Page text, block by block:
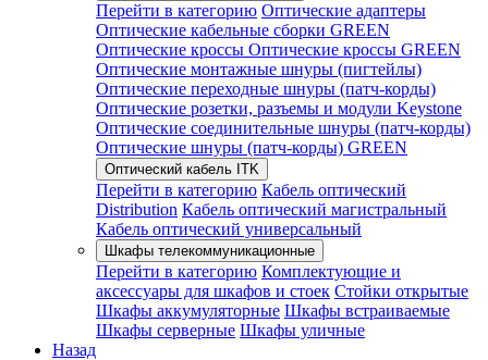
Перейти в категорию Оптические адаптеры
Оптические кабельные сборки GREEN
Оптические кроссы Оптические кроссы GREEN
Оптические монтажные шнуры (пигтейлы)
Оптические переходные шнуры (патч-корды)
Оптические розетки, разъемы и модули Keystone
Оптические соединительные шнуры (патч-корды)
Оптические шнуры (патч-корды) GREEN
Оптический кабель ITK
Перейти в категорию Кабель оптический
Distribution Кабель оптический магистральный
Кабель оптический универсальный
Шкафы телекоммуникационные
Перейти в категорию Комплектующие и
аксессуары для шкафов и стоек Стойки открытые
Шкафы аккумуляторные Шкафы встраиваемые
Шкафы серверные Шкафы уличные
Назад